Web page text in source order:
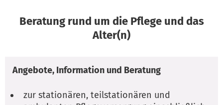
Beratung rund um die Pflege und das
Alter(n)
Angebote, Information und Beratung
zur stationären, teilstationären und